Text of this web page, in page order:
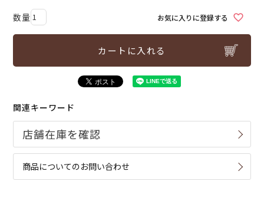
お気に入りに登録する
カートに入れる
関連キーワード
商品についてのお問い合わせ